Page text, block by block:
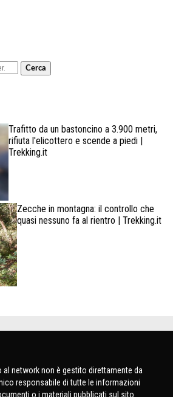
Cerca
Trafitto da un bastoncino a 3.900 metri,
rifiuta l'elicottero e scende a piedi |
Trekking.it
Zecche in montagna: il controllo che
quasi nessuno fa al rientro | Trekking.it
al network non è gestito direttamente da
responsabile di tutte le informazioni
o i materiali pubblicati sul sito